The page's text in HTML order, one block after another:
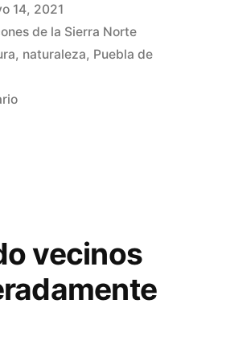
14, 2021
de la Sierra Norte
, naturaleza, Puebla de
en
vecinos